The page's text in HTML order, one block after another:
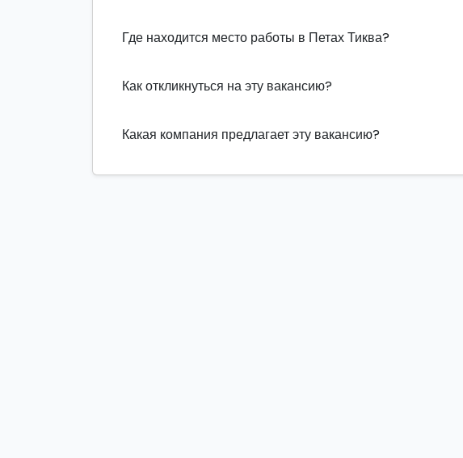
Где находится место работы в Петах Тиква?
Как откликнуться на эту вакансию?
Какая компания предлагает эту вакансию?